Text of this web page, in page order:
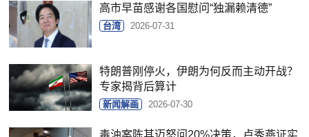
高市早苗感谢各国慰问“独漏赖清德”
台湾 2026-07-31
特朗普刚停火，伊朗为何反而主动开战？
专家揭背后算计
新闻解画 2026-07-30
毒油案陈其迈怒问20%决策，卢秀燕证实